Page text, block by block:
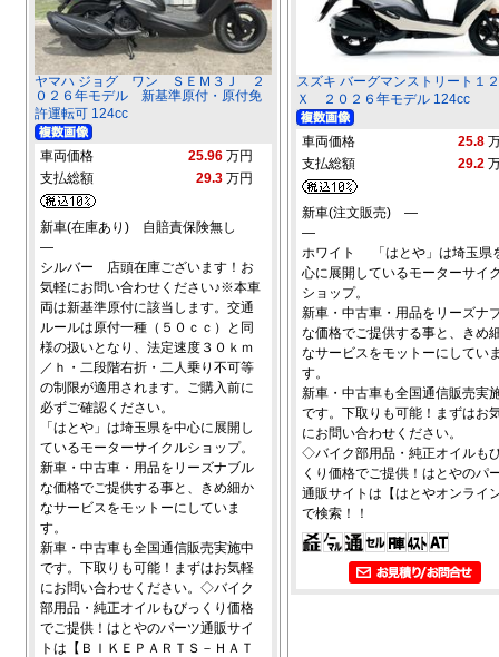
ヤマハ ジョグ ワン ＳＥＭ３Ｊ ２
０２６年モデル 新基準原付・原付免
許運転可 124cc
車両価格 25.96 万円
支払総額
29.3 万円
新車(在庫あり) 自賠責保険無し
―
シルバー 店頭在庫ございます！お
気軽にお問い合わせください♪※本車
両は新基準原付に該当します。交通
ルールは原付一種（５０ｃｃ）と同
様の扱いとなり、法定速度３０ｋｍ
／ｈ・二段階右折・二人乗り不可等
の制限が適用されます。ご購入前に
必ずご確認ください。
「はとや」は埼玉県を中心に展開し
ているモーターサイクルショップ。
新車・中古車・用品をリーズナブル
な価格でご提供する事と、きめ細か
なサービスをモットーにしていま
す。
新車・中古車も全国通信販売実施中
です。下取りも可能！まずはお気軽
にお問い合わせください。◇バイク
部用品・純正オイルもびっくり価格
でご提供！はとやのパーツ通販サイ
トは【ＢＩＫＥＰＡＲＴＳ－ＨＡＴ
スズキ バーグマンストリート１
Ｘ ２０２６年モデル 124cc
車両価格 25.8
支払総額
29.2
新車(注文販売) ―
―
ホワイト 「はとや」は埼玉県
心に展開しているモーターサイ
ショップ。
新車・中古車・用品をリーズナ
な価格でご提供する事と、きめ
なサービスをモットーにしてい
す。
新車・中古車も全国通信販売実
です。下取りも可能！まずはお
にお問い合わせください。
◇バイク部用品・純正オイルも
くり価格でご提供！はとやのパ
通販サイトは【はとやオンライ
で検索！！